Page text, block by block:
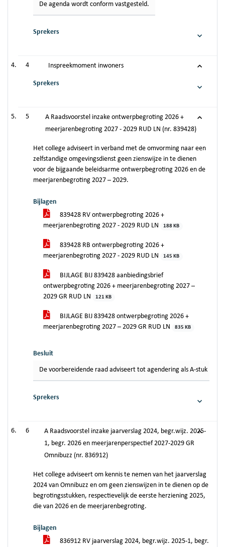
De agenda wordt conform vastgesteld.
Sprekers
4 Inspreekmoment inwoners
Sprekers
5
A Raadsvoorstel inzake ontwerpbegroting 2026 +
meerjarenbegroting 2027 - 2029 RUD LN (nr. 839428)
Het college adviseert in verband met de omvorming naar een
zelfstandige omgevingsdienst geen zienswijze in te dienen
voor de bijgaande beleidsarme ontwerpbegroting 2026 en de
meerjarenbegroting 2027 – 2029.
Bijlagen
839428 RV ontwerpbegroting 2026 +
meerjarenbegroting 2027 - 2029 RUD LN
188 KB
839428 RB ontwerpbegroting 2026 +
meerjarenbegroting 2027 - 2029 RUD LN
145 KB
BIJLAGE BIJ 839428 aanbiedingsbrief
ontwerpbegroting 2026 + meerjarenbegroting 2027 –
2029 GR RUD LN
121 KB
BIJLAGE BIJ 839428 ontwerpbegroting 2026 +
meerjarenbegroting 2027 – 2029 GR RUD LN
835 KB
Besluit
De voorbereidende raad adviseert tot agendering als A-stuk in
Sprekers
6
A Raadsvoorstel inzake jaarverslag 2024, begr.wijz. 2025-
1, begr. 2026 en meerjarenperspectief 2027-2029 GR
Omnibuzz (nr. 836912)
Het college adviseert om kennis te nemen van het jaarverslag
2024 van Omnibuzz en om geen zienswijzen in te dienen op de
begrotingsstukken, respectievelijk de eerste herziening 2025,
die van 2026 en de meerjarenbegroting.
Bijlagen
836912 RV jaarverslag 2024, begr.wijz. 2025-1, begr.